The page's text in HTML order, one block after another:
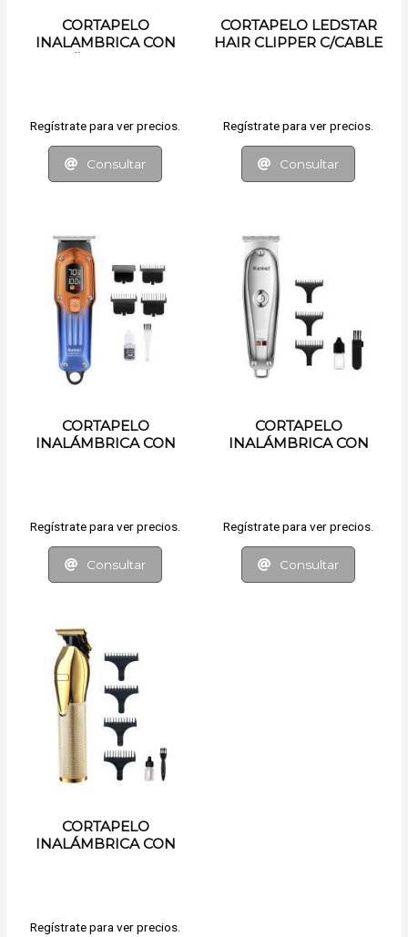
CORTAPELO
INALAMBRICA CON
Regístrate para ver precios.
Consultar
CORTAPELO LEDSTAR
HAIR CLIPPER C/CABLE
Regístrate para ver precios.
Consultar
CORTAPELO
INALÁMBRICA CON
Regístrate para ver precios.
Consultar
CORTAPELO
INALÁMBRICA CON
Regístrate para ver precios.
Consultar
CORTAPELO
INALÁMBRICA CON
Regístrate para ver precios.